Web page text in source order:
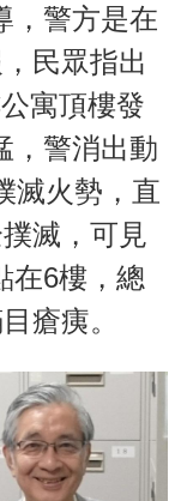
，警方是在
民眾指出
寓頂樓發
，警消出動
滅火勢，直
滅，可見
在6樓，總
瘡痍。